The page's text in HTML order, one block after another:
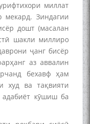
миллат
мекард. Зиндагии
дошт (масалан
шакли миллиро
ҷанг бисёр
аз аввалин
бехавф ҳам
худ ва тақвияти
кӯшиш ба